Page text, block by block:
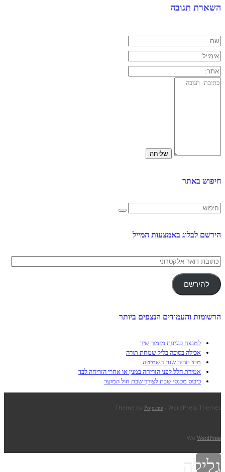
השארת תגובה
חיפוש באתר
הירשם לבלוג באמצעות המייל
כתובת
אלקטרוני
להירשם
הרשומות והעמודים הנצפים ביותר
למנצח בנגינות מזמור שיר
אכילה בסוכה בליל שמחת תורה
מתי תהיה שנת השמיטה
אמירת הלל לפני הזריחה במנין או אחרי הזריחה לבד
כיבוס מכנסי שבת לצורך שבת חול המועד
Theme by Pojo.me - WordPress Themes
We WordPress
גלילה